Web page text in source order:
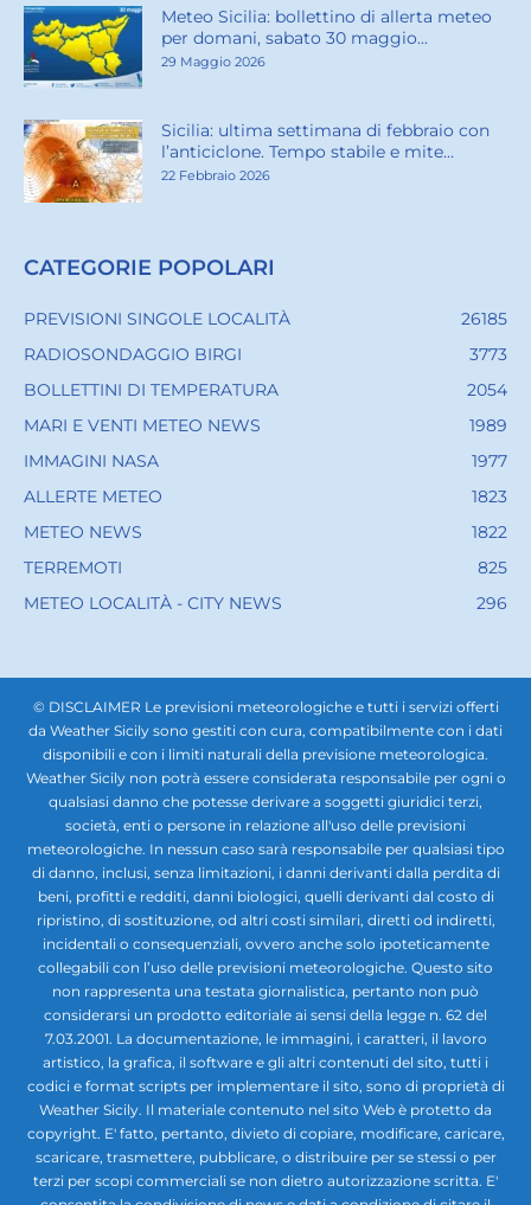
Meteo Sicilia: bollettino di allerta meteo
per domani, sabato 30 maggio...
29 Maggio 2026
Sicilia: ultima settimana di febbraio con
l’anticiclone. Tempo stabile e mite...
22 Febbraio 2026
CATEGORIE POPOLARI
PREVISIONI SINGOLE LOCALITÀ
26185
RADIOSONDAGGIO BIRGI
3773
BOLLETTINI DI TEMPERATURA
2054
MARI E VENTI METEO NEWS
1989
IMMAGINI NASA
1977
ALLERTE METEO
1823
METEO NEWS
1822
TERREMOTI
825
METEO LOCALITÀ - CITY NEWS
296
© DISCLAIMER Le previsioni meteorologiche e tutti i servizi offerti
da Weather Sicily sono gestiti con cura, compatibilmente con i dati
disponibili e con i limiti naturali della previsione meteorologica.
Weather Sicily non potrà essere considerata responsabile per ogni o
qualsiasi danno che potesse derivare a soggetti giuridici terzi,
società, enti o persone in relazione all'uso delle previsioni
meteorologiche. In nessun caso sarà responsabile per qualsiasi tipo
di danno, inclusi, senza limitazioni, i danni derivanti dalla perdita di
beni, profitti e redditi, danni biologici, quelli derivanti dal costo di
ripristino, di sostituzione, od altri costi similari, diretti od indiretti,
incidentali o consequenziali, ovvero anche solo ipoteticamente
collegabili con l’uso delle previsioni meteorologiche. Questo sito
non rappresenta una testata giornalistica, pertanto non può
considerarsi un prodotto editoriale ai sensi della legge n. 62 del
7.03.2001. La documentazione, le immagini, i caratteri, il lavoro
artistico, la grafica, il software e gli altri contenuti del sito, tutti i
codici e format scripts per implementare il sito, sono di proprietà di
Weather Sicily. Il materiale contenuto nel sito Web è protetto da
copyright. E' fatto, pertanto, divieto di copiare, modificare, caricare,
scaricare, trasmettere, pubblicare, o distribuire per se stessi o per
terzi per scopi commerciali se non dietro autorizzazione scritta. E'